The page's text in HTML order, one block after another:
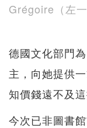
Grégoire（左
德國文化部門
主，向她提供
知價錢遠不及
今次已非圖書